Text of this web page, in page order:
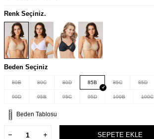
Renk Seçiniz.
Beden Seçiniz
80B 80C 80D 85B 85C 85D
90D 95B 95C 95D 100B 100C
Beden Tablosu
SEPETE EKLE